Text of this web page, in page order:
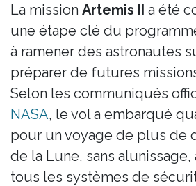
La mission Artemis II a été
une étape clé du
à ramener des astronautes
préparer de futures
Selon les communiqués
NASA, le vol a embarqué
pour un voyage de plus de
de la Lune, sans
tous les systèmes de